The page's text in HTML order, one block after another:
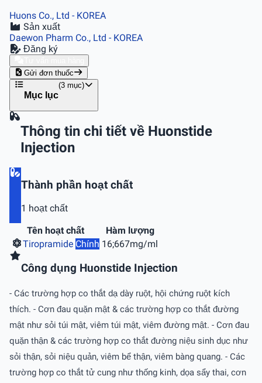
Huons Co., Ltd - KOREA
Sản xuất
Daewon Pharm Co., Ltd - KOREA
Đăng ký
Gửi đơn thuốc
Mục lục
(3 mục)
Thông tin chi tiết về Huonstide
Injection
Thành phần hoạt chất
1 hoạt chất
Tên hoạt chất
Hàm lượng
Tiropramide Chính 16;667mg/ml
Công dụng Huonstide Injection
- Các trường hợp co thắt dạ dày ruột, hội chứng ruột kích
thích. - Cơn đau quặn mật & các trường hợp co thắt đường
mật như sỏi túi mật, viêm túi mật, viêm đường mật. - Cơn đau
quặn thận & các trường hợp co thắt đường niệu sinh dục như
sỏi thận, sỏi niệu quản, viêm bể thận, viêm bàng quang. - Các
trường hợp co thắt tử cung như thống kinh, dọa sẩy thai, cơn